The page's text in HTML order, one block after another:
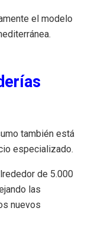
el modelo
también está
especializado.
de 5.000
las
nuevos